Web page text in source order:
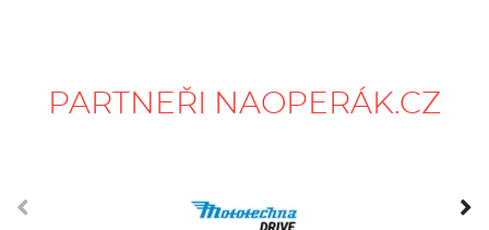
PARTNEŘI NAOPERÁK.CZ